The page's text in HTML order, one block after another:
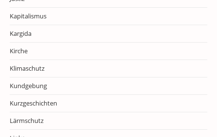
Kapitalismus
Kargida
Kirche
Klimaschutz
Kundgebung
Kurzgeschichten
Lärmschutz